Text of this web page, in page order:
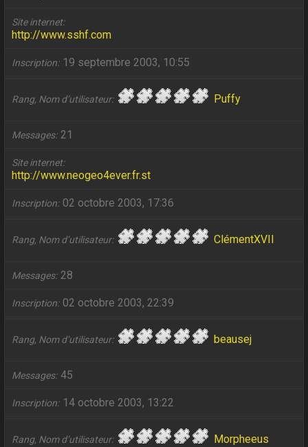
Site internet
http://www.sshf.com
Inscription 19 septembre 2003, 10:55
Rang, Nom d’utilisateur Puffy
Messages 21
Site internet
http://www.neogeo4ever.fr.st
Inscription 02 octobre 2003, 17:36
Rang, Nom d’utilisateur ClémentXVII
Messages 28
Inscription 02 octobre 2003, 22:39
Rang, Nom d’utilisateur beausej
Messages 45
Inscription 14 octobre 2003, 13:22
Rang, Nom d’utilisateur Morpheeus